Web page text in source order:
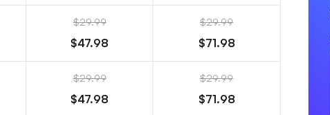
$29.99
$47.98
$29.99
$71.98
$29.99
$47.98
$29.99
$71.98